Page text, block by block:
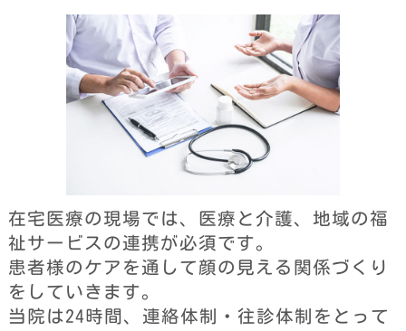
在宅医療の現場では、医療と介護、地域の福
祉サービスの連携が必須です。
患者様のケアを通して顔の見える関係づくり
をしていきます。
当院は24時間、連絡体制・往診体制をとって